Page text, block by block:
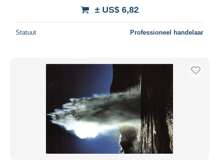
± US$ 6,82
Statuut Professioneel handelaar